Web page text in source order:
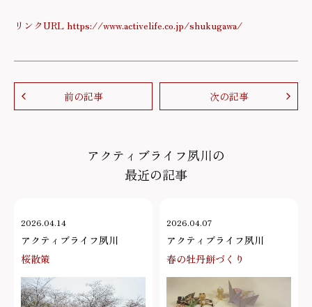
リンクURL https://www.activelife.co.jp/shukugawa/
前の記事 次の記事
アクティブライフ夙川の
最近の記事
2026.04.14
アクティブライフ夙川
桜散策
2026.04.07
アクティブライフ夙川
春の牡丹餅づくり